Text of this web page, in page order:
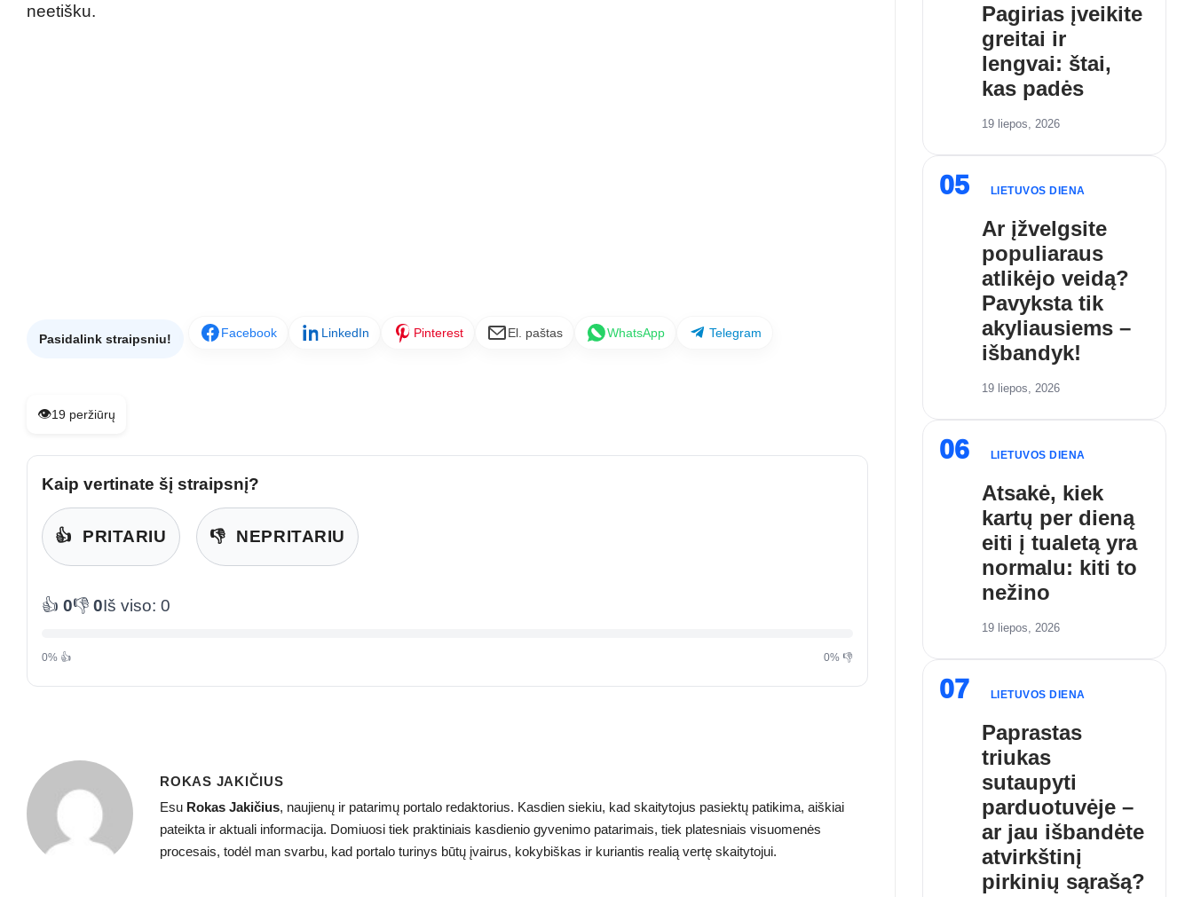
neetišku.
Pasidalink straipsniu! Facebook LinkedIn Pinterest El. paštas WhatsApp Telegram
👁️19 peržiūrų
Kaip vertinate šį straipsnį?
👍 PRITARIU 👎 NEPRITARIU
👍 0👎 0Iš viso: 0
0% 👍 0% 👎
ROKAS JAKIČIUS
Esu Rokas Jakičius, naujienų ir patarimų portalo redaktorius. Kasdien siekiu, kad skaitytojus pasiektų patikima, aiškiai
pateikta ir aktuali informacija. Domiuosi tiek praktiniais kasdienio gyvenimo patarimais, tiek platesniais visuomenės
procesais, todėl man svarbu, kad portalo turinys būtų įvairus, kokybiškas ir kuriantis realią vertę skaitytojui.
Pagirias įveikite
greitai ir
lengvai: štai,
kas padės
19 liepos, 2026
05 LIETUVOS DIENA
Ar įžvelgsite
populiaraus
atlikėjo veidą?
Pavyksta tik
akyliausiems –
išbandyk!
19 liepos, 2026
06 LIETUVOS DIENA
Atsakė, kiek
kartų per dieną
eiti į tualetą yra
normalu: kiti to
nežino
19 liepos, 2026
07 LIETUVOS DIENA
Paprastas
triukas
sutaupyti
parduotuvėje –
ar jau išbandėte
atvirkštinį
pirkinių sąrašą?